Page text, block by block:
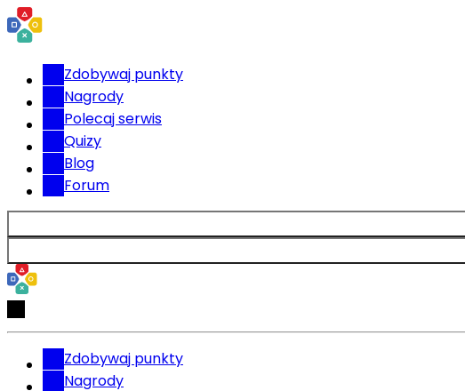
Zdobywaj punkty
Nagrody
Polecaj serwis
Quizy
Blog
Forum
Zdobywaj punkty
Nagrody